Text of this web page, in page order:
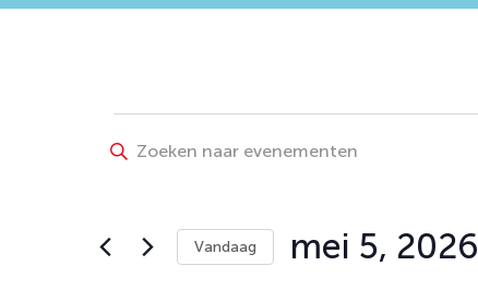
Evenementen
mei
Evenementen
weergeven
Vul
in.
Vandaag mei 5, 2026